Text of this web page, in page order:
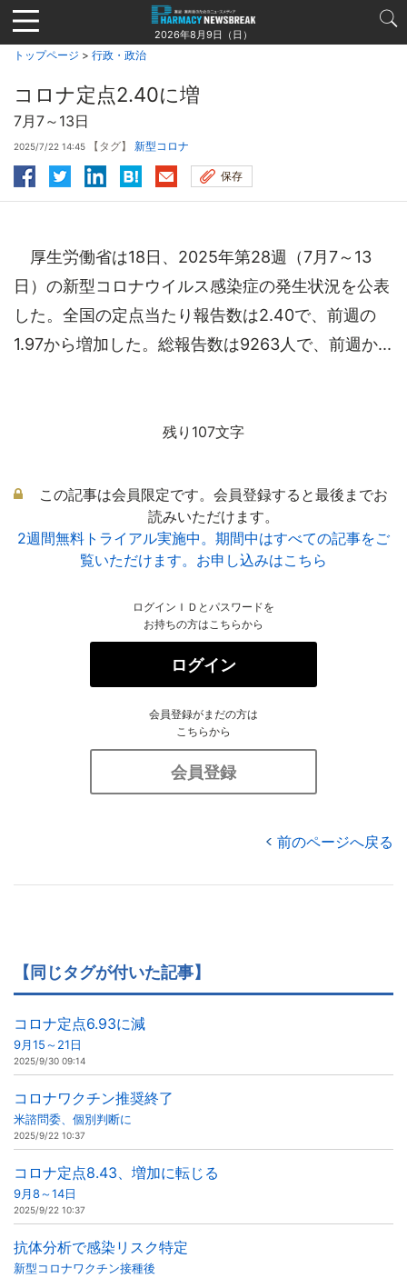
Jump
to
navigation
2026年8月9日（日）
トップページ > 行政・政治
コロナ定点2.40に増
7月7～13日
2025/7/22 14:45 【タグ】 新型コロナ
保存
厚生労働省は18日、2025年第28週（7月7～13
日）の新型コロナウイルス感染症の発生状況を公表
した。全国の定点当たり報告数は2.40で、前週の
1.97から増加した。総報告数は9263人で、前週か...
残り107文字
この記事は会員限定です。会員登録すると最後までお
読みいただけます。
2週間無料トライアル実施中。期間中はすべての記事をご
覧いただけます。お申し込みはこちら
ログインＩＤとパスワードを
お持ちの方はこちらから
ログイン
会員登録がまだの方は
こちらから
会員登録
前のページへ戻る
【同じタグが付いた記事】
コロナ定点6.93に減
9月15～21日
2025/9/30 09:14
コロナワクチン推奨終了
米諮問委、個別判断に
2025/9/22 10:37
コロナ定点8.43、増加に転じる
9月8～14日
2025/9/22 10:37
抗体分析で感染リスク特定
新型コロナワクチン接種後